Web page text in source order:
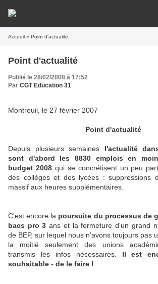
Accueil » Point d'actualité
Point d'actualité
Publié le 28/02/2008 à 17:52
Par CGT Education 31
Montreuil, le 27 février 2007
Point d'actualité
Depuis plusieurs semaines l'actualité
sont d'abord les 8830 emplois en
budget 2008qui se concrétisent un peu
des collèges et des lycées : suppressions
massif aux heures supplémentaires.
C'est encore la poursuite du processus de
bacs pro 3 ans et la fermeture d'un grand
de BEP, sur lequel nous n'avons toujours pas
la moitié seulement des unions
transmis les infos nécessaires. Il est
souhaitable - de le faire !